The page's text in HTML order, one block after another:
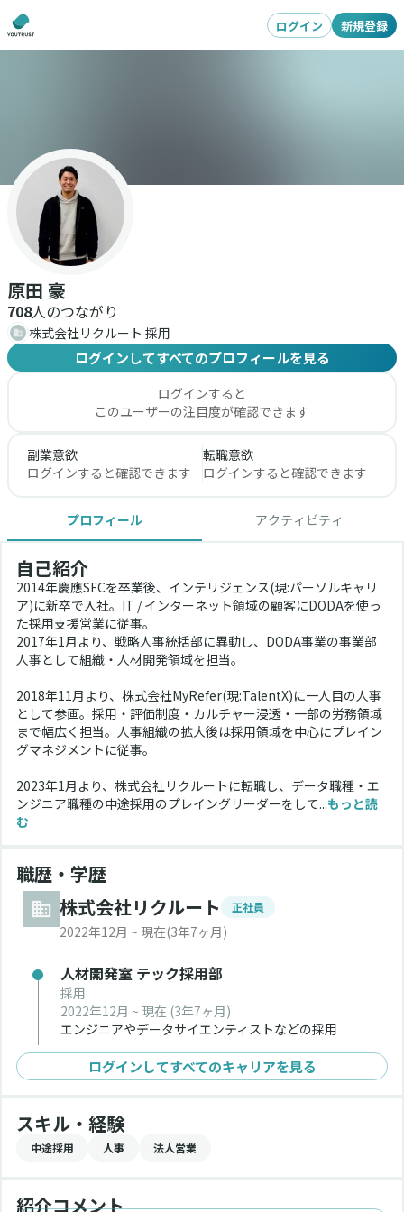
ログイン 新規登録
原田 豪
708人のつながり
株式会社リクルート 採用
ログインしてすべてのプロフィールを見る
ログインすると
このユーザーの注目度が確認できます
副業意欲
ログインすると確認できます
転職意欲
ログインすると確認できます
プロフィール アクティビティ
自己紹介
2014年慶應SFCを卒業後、インテリジェンス(現:パーソルキャリ
ア)に新卒で入社。IT / インターネット領域の顧客にDODAを使っ
た採用支援営業に従事。
2017年1月より、戦略人事統括部に異動し、DODA事業の事業部
人事として組織・人材開発領域を担当。
2018年11月より、株式会社MyRefer(現:TalentX)に一人目の人事
として参画。採用・評価制度・カルチャー浸透・一部の労務領域
まで幅広く担当。人事組織の拡大後は採用領域を中心にプレイン
グマネジメントに従事。
2023年1月より、株式会社リクルートに転職し、データ職種・エ
ンジニア職種の中途採用のプレイングリーダーをして...もっと読
む
職歴・学歴
株式会社リクルート
正社員
2022年12月 ~ 現在(3年7ヶ月)
人材開発室 テック採用部
採用
2022年12月 ~ 現在 (3年7ヶ月)
エンジニアやデータサイエンティストなどの採用
ログインしてすべてのキャリアを見る
スキル・経験
中途採用 人事 法人営業
紹介コメント